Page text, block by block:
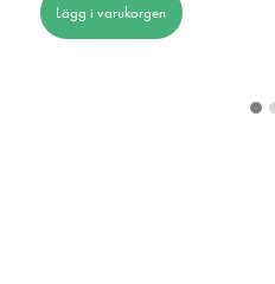
Lägg i varukorgen